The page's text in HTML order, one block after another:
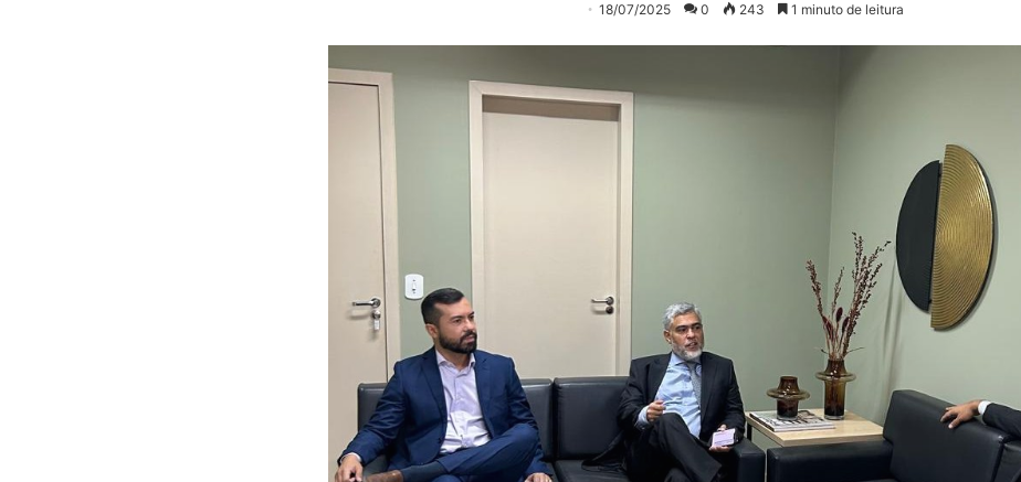
18/07/2025 0 243 1 minuto de leitura